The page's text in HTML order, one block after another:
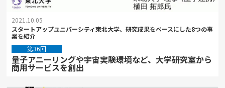
2021.10.05
スタートアップユニバーシティ東北大学、研究成果をベースにした8つの事
業を紹介
第36回
量子アニーリングや宇宙実験環境など、大学研究室から
商用サービスを創出